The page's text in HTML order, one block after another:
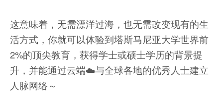
这意味着，无需漂洋过海，也无需改变现有的生
活方式，你就可以体验到塔斯马尼亚大学世界前
2%的顶尖教育，获得学士或硕士学历的背景提
升，并能通过云端☁️与全球各地的优秀人士建立
人脉网络～